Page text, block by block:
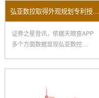
弘亚数控取得外观规划专利授权：“数控四边锯”
证券之星音讯，依据天眼查APP
多个方面数据显现弘亚数控